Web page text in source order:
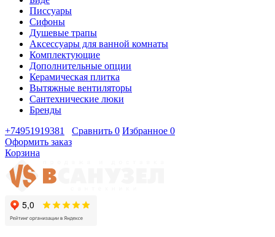
Писсуары
Сифоны
Душевые трапы
Аксессуары для ванной комнаты
Комплектующие
Дополнительные опции
Керамическая плитка
Вытяжные вентиляторы
Сантехнические люки
Бренды
+74951919381
Сравнить 0 Избранное 0
Оформить заказ
Корзина